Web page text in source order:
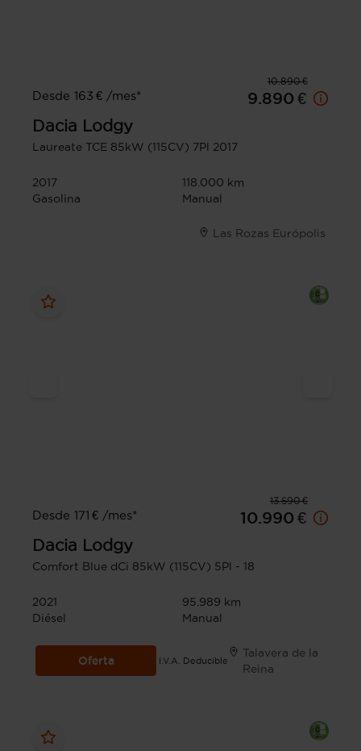
10.890 €
Desde 163 € /mes*
9.890 €
Dacia Lodgy
Laureate TCE 85kW (115CV) 7Pl 2017
2017
118.000 km
Gasolina
Manual
Las Rozas Európolis
13.590 €
Desde 171 € /mes*
10.990 €
Dacia Lodgy
Comfort Blue dCi 85kW (115CV) 5Pl - 18
2021
95.989 km
Diésel
Manual
Oferta I.V.A. Deducible
Talavera de la
Reina